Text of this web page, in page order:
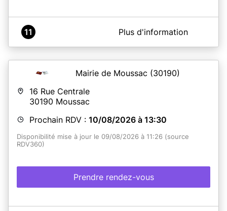
A propos de Bureau CNI/Passeport de Saint-Paul-
Trois-Châteaux
titres d'identité se déroulent au sein du Pôle Social - 33
avenue de Général De Gaulles - 26130 Saint Paul Trois
11 Plus d'information
Mairie de Moussac (30190)
16 Rue Centrale
30190 Moussac
Prochain RDV : 10/08/2026 à 13:30
Disponibilité mise à jour le 09/08/2026 à 11:26 (source
RDV360)
Prendre rendez-vous